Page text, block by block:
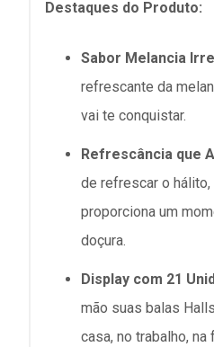
Destaques do Produto:
Sabor Melancia
refrescante da
vai te conquistar.
Refrescância que
de refrescar o
proporciona um
doçura.
Display com 21
mão suas balas
casa, no trabalho,